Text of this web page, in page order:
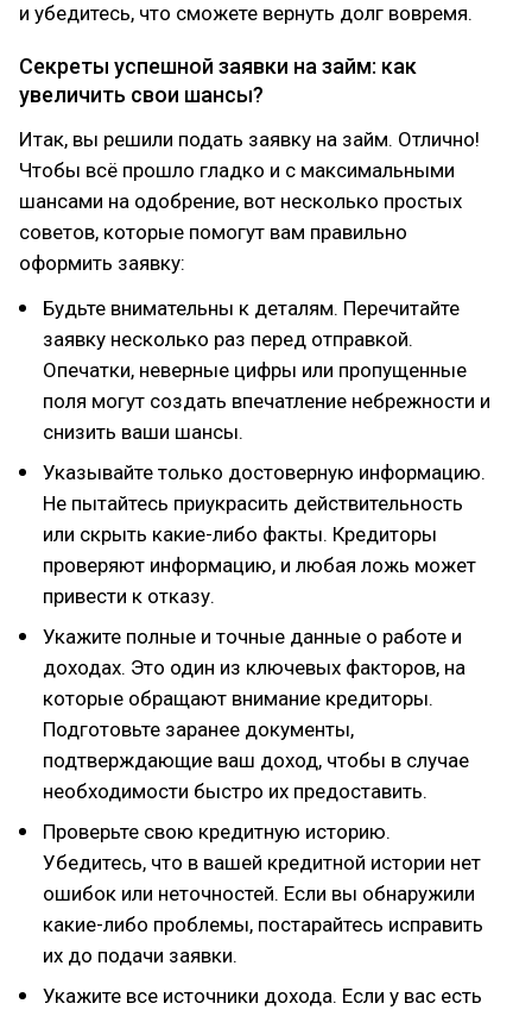
и убедитесь, что сможете вернуть долг вовремя.
Секреты успешной заявки на займ: как
увеличить свои шансы?
Итак, вы решили подать заявку на займ. Отлично!
Чтобы всё прошло гладко и с максимальными
шансами на одобрение, вот несколько простых
советов, которые помогут вам правильно
оформить заявку:
Будьте внимательны к деталям. Перечитайте
заявку несколько раз перед отправкой.
Опечатки, неверные цифры или пропущенные
поля могут создать впечатление небрежности и
снизить ваши шансы.
Указывайте только достоверную информацию.
Не пытайтесь приукрасить действительность
или скрыть какие-либо факты. Кредиторы
проверяют информацию, и любая ложь может
привести к отказу.
Укажите полные и точные данные о работе и
доходах. Это один из ключевых факторов, на
которые обращают внимание кредиторы.
Подготовьте заранее документы,
подтверждающие ваш доход, чтобы в случае
необходимости быстро их предоставить.
Проверьте свою кредитную историю.
Убедитесь, что в вашей кредитной истории нет
ошибок или неточностей. Если вы обнаружили
какие-либо проблемы, постарайтесь исправить
их до подачи заявки.
Укажите все источники дохода. Если у вас есть